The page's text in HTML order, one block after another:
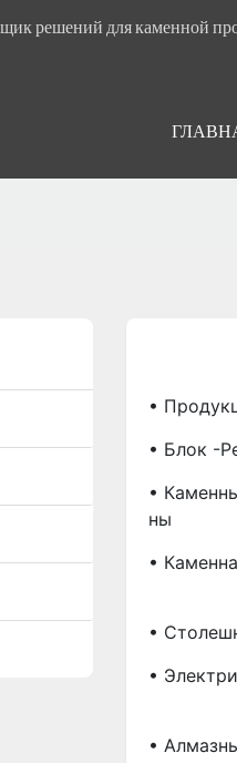
решений для каменной
•
• Блок -
•
Ны
•
•
•
•